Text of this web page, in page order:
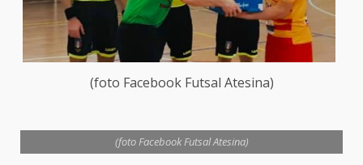
(foto Facebook Futsal Atesina)
(foto Facebook Futsal Atesina)